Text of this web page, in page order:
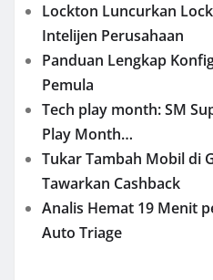
Lockton Luncurkan
Intelijen Perusahaan
Panduan Lengkap
Pemula
Tech play month: SM
Play Month…
Tukar Tambah Mobil di
Tawarkan Cashback
Analis Hemat 19 Menit
Auto Triage